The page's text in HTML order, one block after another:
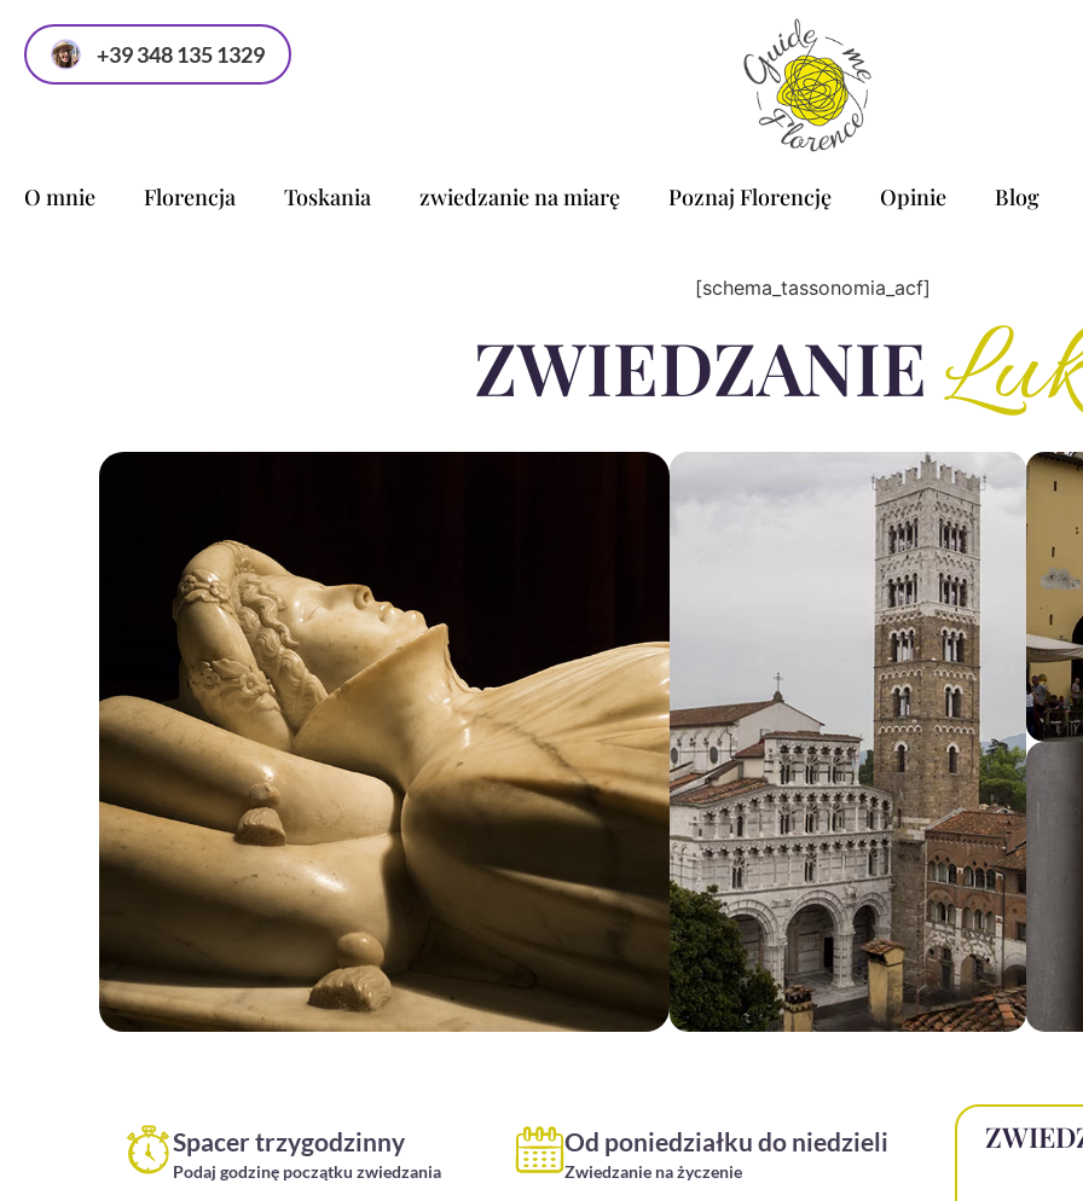
+39 348 135 1329
O mnie Florencja Toskania zwiedzanie na miarę Poznaj Florencję Opinie Blog
[schema_tassonomia_acf]
ZWIEDZANIE
Spacer trzygodzinny
Podaj godzinę początku zwiedzania
Od poniedziałku do niedzieli
Zwiedzanie na życzenie